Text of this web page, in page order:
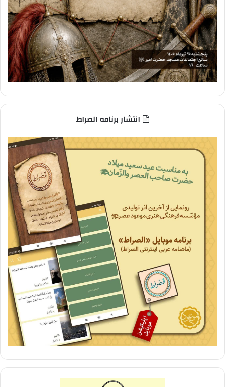
انتشار برنامه الصراط